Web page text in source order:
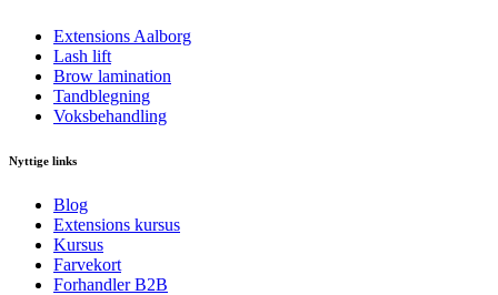
Extensions Aalborg
Lash lift
Brow lamination
Tandblegning
Voksbehandling
Nyttige links
Blog
Extensions kursus
Kursus
Farvekort
Forhandler B2B